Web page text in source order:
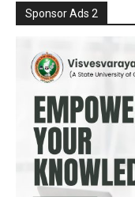
Sponsor Ads 2